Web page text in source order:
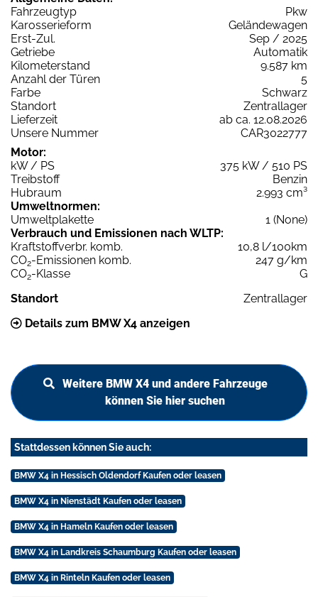
Fahrzeugtyp
Pkw
Karosserieform
Geländewagen
Erst-Zul.
Sep / 2025
Getriebe
Automatik
Kilometerstand
9.587 km
Anzahl der Türen
5
Farbe
Schwarz
Standort
Zentrallager
Lieferzeit
ab ca. 12.08.2026
Unsere Nummer
CAR3022777
Motor:
kW / PS
375 kW / 510 PS
Treibstoff
Benzin
Hubraum
2.993 cm³
Umweltnormen:
Umweltplakette
1 (None)
Verbrauch und Emissionen nach WLTP:
Kraftstoffverbr. komb.
10,8 l/100km
CO2-Emissionen komb.
247 g/km
CO2-Klasse
G
Standort
Zentrallager
Details zum BMW X4 anzeigen
Weitere BMW X4 und andere Fahrzeuge
können Sie hier suchen
Stattdessen können Sie auch:
BMW X4 in Hessisch Oldendorf Kaufen oder leasen
BMW X4 in Nienstädt Kaufen oder leasen
BMW X4 in Hameln Kaufen oder leasen
BMW X4 in Landkreis Schaumburg Kaufen oder leasen
BMW X4 in Rinteln Kaufen oder leasen